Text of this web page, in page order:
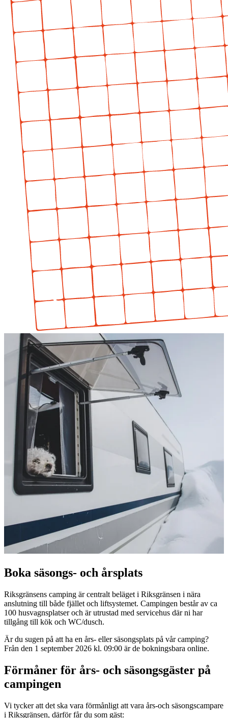
Boka säsongs- och årsplats
Riksgränsens camping är centralt beläget i Riksgränsen i nära
anslutning till både fjället och liftsystemet. Campingen består av ca
100 husvagnsplatser och är utrustad med servicehus där ni har
tillgång till kök och WC/dusch.
Är du sugen på att ha en års- eller säsongsplats på vår camping?
Från den 1 september 2026 kl. 09:00 är de bokningsbara online.
Förmåner för års- och säsongsgäster på
campingen
Vi tycker att det ska vara förmånligt att vara års-och säsongscampare
i Riksgränsen, därför får du som gäst: